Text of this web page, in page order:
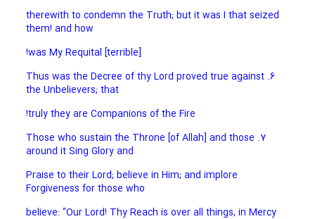
therewith to condemn the Truth; but it was I that seized
them! and how
[terrible] was My Requital!
6. Thus was the Decree of thy Lord proved true against
the Unbelievers; that
truly they are Companions of the Fire!
7. Those who sustain the Throne [of Allah] and those
around it Sing Glory and
Praise to their Lord; believe in Him; and implore
Forgiveness for those who
believe: “Our Lord! Thy Reach is over all things, in Mercy